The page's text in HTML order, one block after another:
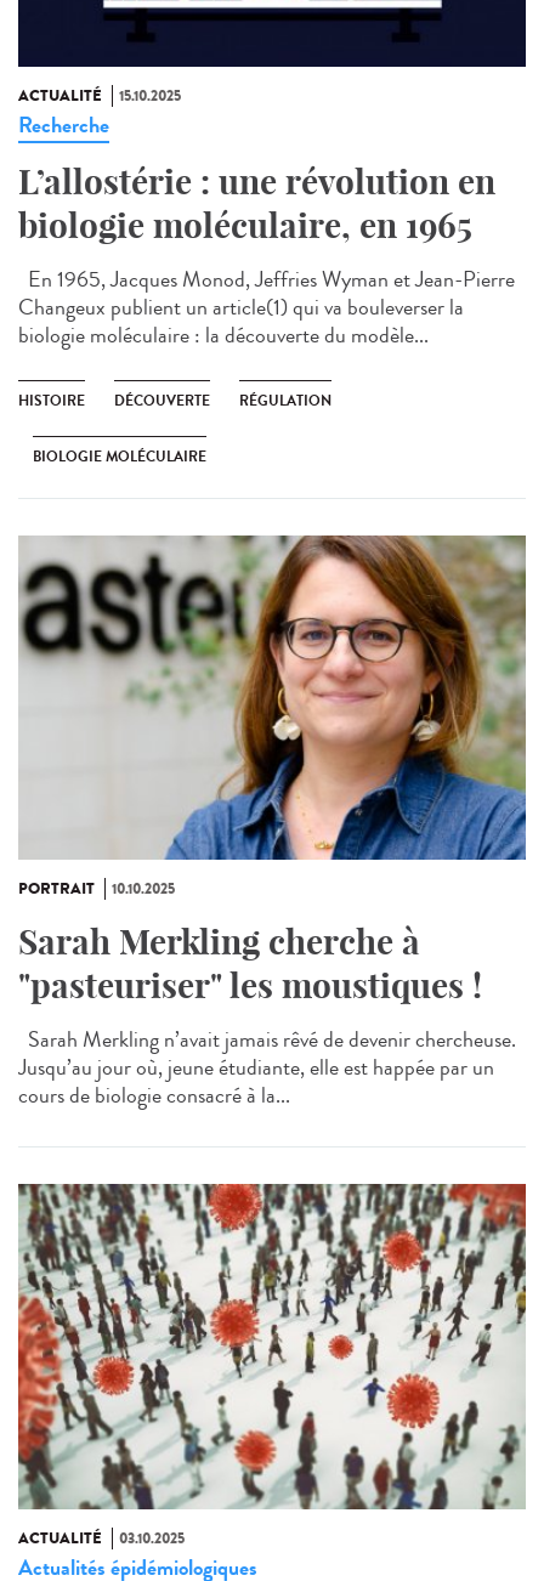
ACTUALITÉ 15.10.2025
Recherche
L’allostérie : une révolution en
biologie moléculaire, en 1965
En 1965, Jacques Monod, Jeffries Wyman et Jean-Pierre
Changeux publient un article(1) qui va bouleverser la
biologie moléculaire : la découverte du modèle...
HISTOIRE DÉCOUVERTE RÉGULATION
BIOLOGIE MOLÉCULAIRE
PORTRAIT 10.10.2025
Sarah Merkling cherche à
"pasteuriser" les moustiques !
Sarah Merkling n’avait jamais rêvé de devenir chercheuse.
Jusqu’au jour où, jeune étudiante, elle est happée par un
cours de biologie consacré à la...
ACTUALITÉ 03.10.2025
Actualités épidémiologiques